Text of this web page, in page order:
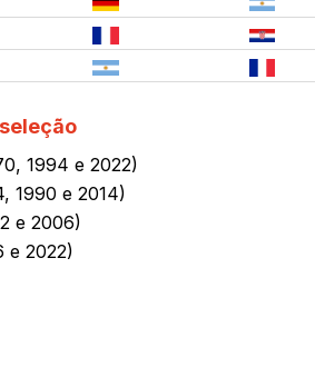
1994 e 2022)
1990 e 2014)
e 2006)
e 2022)